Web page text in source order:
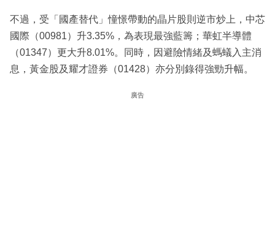
不過，受「國產替代」憧憬帶動的晶片股則逆市炒上，中芯
國際（00981）升3.35%，為表現最強藍籌；華虹半導體
（01347）更大升8.01%。同時，因避險情緒及螞蟻入主消
息，黃金股及耀才證券（01428）亦分別錄得強勁升幅。
廣告